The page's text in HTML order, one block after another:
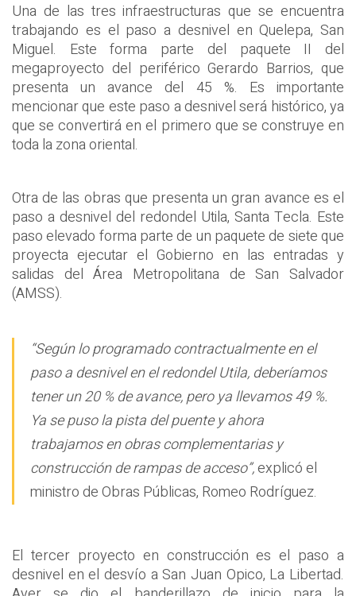
Una de las tres infraestructuras que se encuentra
trabajando es el paso a desnivel en Quelepa, San
Miguel. Este forma parte del paquete II del
megaproyecto del periférico Gerardo Barrios, que
presenta un avance del 45 %. Es importante
mencionar que este paso a desnivel será histórico, ya
que se convertirá en el primero que se construye en
toda la zona oriental.
Otra de las obras que presenta un gran avance es el
paso a desnivel del redondel Utila, Santa Tecla. Este
paso elevado forma parte de un paquete de siete que
proyecta ejecutar el Gobierno en las entradas y
salidas del Área Metropolitana de San Salvador
(AMSS).
“Según lo programado contractualmente en el
paso a desnivel en el redondel Utila, deberíamos
tener un 20 % de avance, pero ya llevamos 49 %.
Ya se puso la pista del puente y ahora
trabajamos en obras complementarias y
construcción de rampas de acceso”,explicó el
ministro de Obras Públicas, Romeo Rodríguez.
El tercer proyecto en construcción es el paso a
desnivel en el desvío a San Juan Opico, La Libertad.